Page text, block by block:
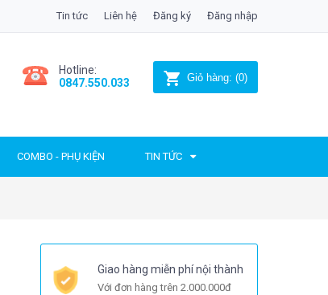
Tin tức Liên hệ Đăng ký Đăng nhập
Hotline:
0847.550.033
Giỏ hàng: (0)
COMBO - PHỤ KIỆN TIN TỨC
Giao hàng miễn phí nội thành
Với đơn hàng trên 2.000.000đ